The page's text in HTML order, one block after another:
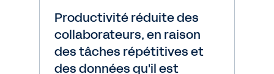
Productivité réduite des
collaborateurs, en raison
des tâches répétitives et
des données qu'il est